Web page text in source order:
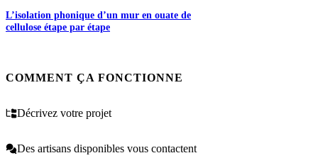
L’isolation phonique d’un mur en ouate de
cellulose étape par étape
COMMENT ÇA FONCTIONNE
Décrivez votre projet
Des artisans disponibles vous contactent